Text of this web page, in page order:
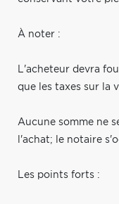
À noter :
L'acheteur devra
que les taxes sur la
Aucune somme ne
l'achat; le notaire
Les points forts :